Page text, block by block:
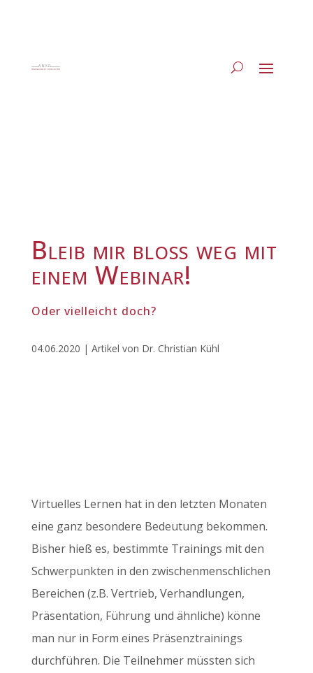
Bleib mir bloß weg mit
einem Webinar!
Oder vielleicht doch?
04.06.2020 | Artikel von Dr. Christian Kühl
Virtuelles Lernen hat in den letzten Monaten
eine ganz besondere Bedeutung bekommen.
Bisher hieß es, bestimmte Trainings mit den
Schwerpunkten in den zwischenmenschlichen
Bereichen (z.B. Vertrieb, Verhandlungen,
Präsentation, Führung und ähnliche) könne
man nur in Form eines Präsenztrainings
durchführen. Die Teilnehmer müssten sich